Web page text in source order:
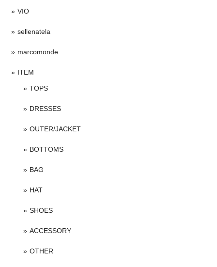
VIO
sellenatela
marcomonde
ITEM
TOPS
DRESSES
OUTER/JACKET
BOTTOMS
BAG
HAT
SHOES
ACCESSORY
OTHER